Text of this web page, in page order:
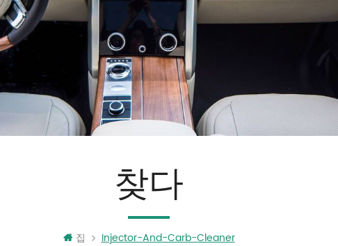
찾다
집 Injector-And-Carb-Cleaner